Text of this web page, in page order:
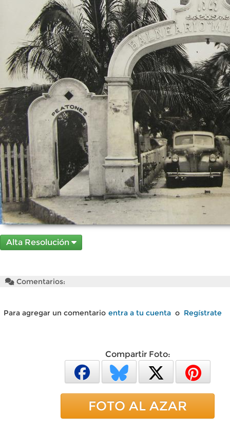
Alta Resolución
Comentarios:
Para agregar un comentario entra a tu cuenta o Regístrate
Compartir Foto:
FOTO AL AZAR